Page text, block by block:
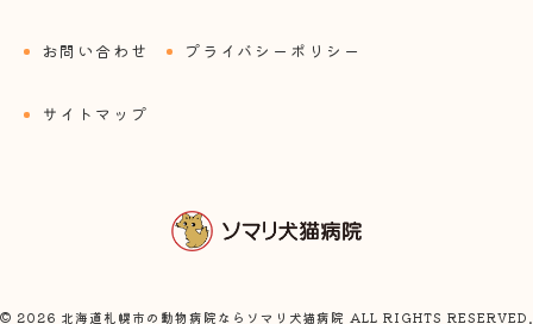
お問い合わせ プライバシーポリシー
サイトマップ
© 2026 北海道札幌市の動物病院ならソマリ犬猫病院 ALL RIGHTS RESERVED.